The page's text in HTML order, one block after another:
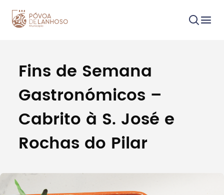
Procurar
Tipo de conteúdo
Fins de Semana
Gastronómicos –
Cabrito à S. José e
Rochas do Pilar